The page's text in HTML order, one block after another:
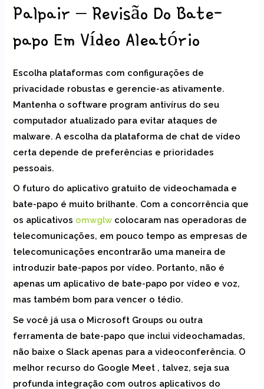
Palpair – Revisão Do Bate-
papo Em Vídeo Aleatório
Escolha plataformas com configurações de
privacidade robustas e gerencie-as ativamente.
Mantenha o software program antivírus do seu
computador atualizado para evitar ataques de
malware. A escolha da plataforma de chat de vídeo
certa depende de preferências e prioridades
pessoais.
O futuro do aplicativo gratuito de videochamada e
bate-papo é muito brilhante. Com a concorrência que
os aplicativos omwglw colocaram nas operadoras de
telecomunicações, em pouco tempo as empresas de
telecomunicações encontrarão uma maneira de
introduzir bate-papos por vídeo. Portanto, não é
apenas um aplicativo de bate-papo por vídeo e voz,
mas também bom para vencer o tédio.
Se você já usa o Microsoft Groups ou outra
ferramenta de bate-papo que inclui videochamadas,
não baixe o Slack apenas para a videoconferência. O
melhor recurso do Google Meet , talvez, seja sua
profunda integração com outros aplicativos do